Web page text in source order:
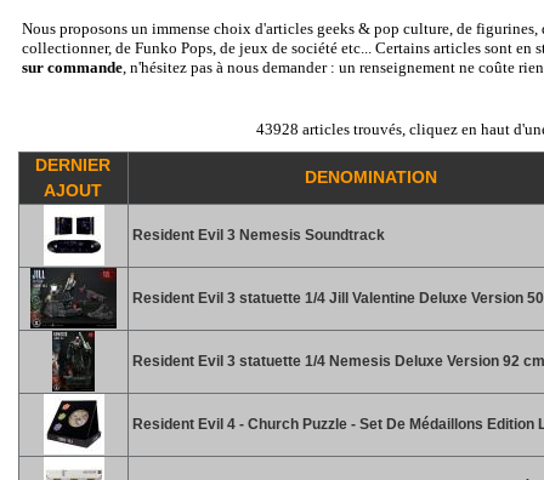
Nous proposons un immense choix d'articles geeks & pop culture, de figurines,
collectionner, de Funko Pops, de jeux de société etc... Certains articles sont en
sur commande, n'hésitez pas à nous demander : un renseignement ne coûte
43928 articles trouvés, cliquez en haut
DERNIER
AJOUT
DENOMINATION
Resident Evil 3 Nemesis Soundtrack
Resident Evil 3 statuette 1/4 Jill Valentine Deluxe Version
Resident Evil 3 statuette 1/4 Nemesis Deluxe Version 92 cm
Resident Evil 4 - Church Puzzle - Set De Médaillons Edition